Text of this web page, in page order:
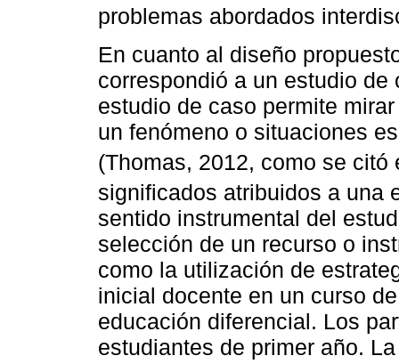
problemas abordados
En cuanto al diseño
correspondió a un estudio
estudio de caso permite
un fenómeno o situaciones
(Thomas, 2012, como se citó
significados atribuidos a una
sentido instrumental del
selección de un recurso o
como la utilización de
inicial docente en un curso
educación diferencial. Los
estudiantes de primer año.